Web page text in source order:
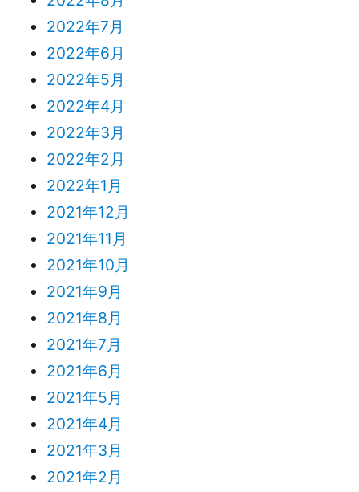
2022年7月
2022年6月
2022年5月
2022年4月
2022年3月
2022年2月
2022年1月
2021年12月
2021年11月
2021年10月
2021年9月
2021年8月
2021年7月
2021年6月
2021年5月
2021年4月
2021年3月
2021年2月